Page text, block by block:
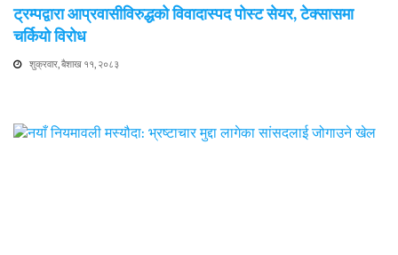
ट्रम्पद्वारा आप्रवासीविरुद्धको विवादास्पद पोस्ट सेयर, टेक्सासमा
चर्कियो विरोध
शुक्रवार, बैशाख ११, २०८३